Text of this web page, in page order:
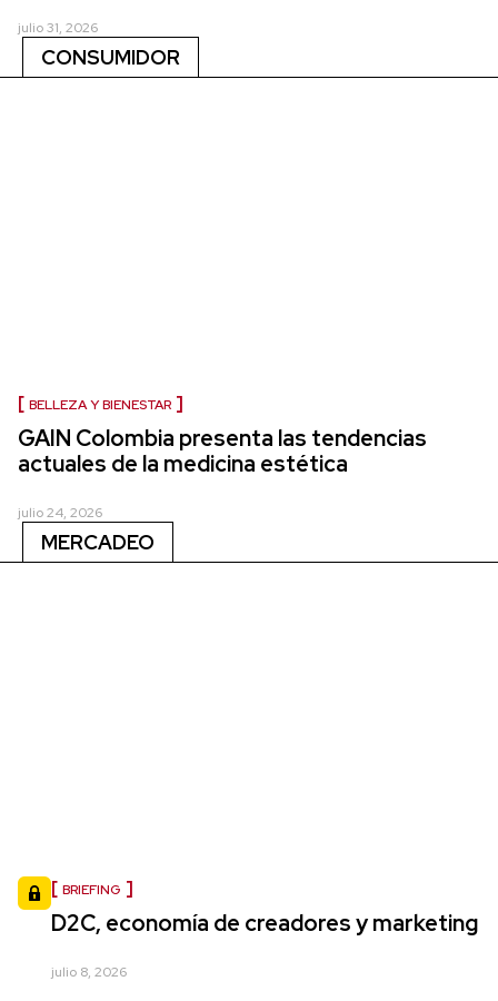
julio 31, 2026
CONSUMIDOR
BELLEZA Y BIENESTAR
GAIN Colombia presenta las tendencias
actuales de la medicina estética
julio 24, 2026
MERCADEO
BRIEFING
D2C, economía de creadores y marketing
julio 8, 2026